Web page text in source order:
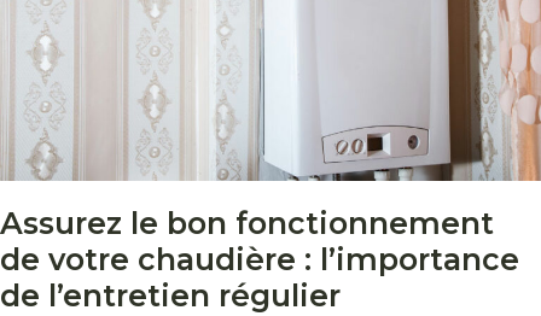
Assurez le bon fonctionnement
de votre chaudière : l’importance
de l’entretien régulier